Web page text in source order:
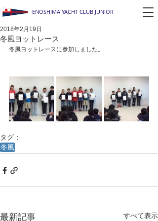
ENOSHIMA YACHT CLUB JUNIOR
冬風ヨットレース
2018年2月19日
冬風ヨットレースに参加しました。
タグ：
冬風
最新記事 すべて表示